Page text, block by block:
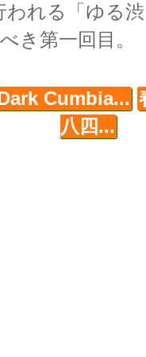
れる「ゆる
き第一回目。
Cumbia...
八四...